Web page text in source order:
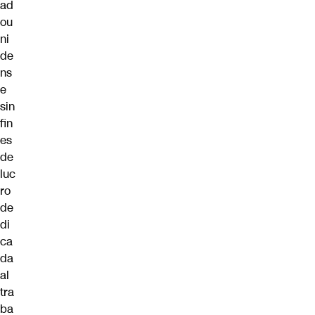
ad
ou
ni
de
ns
e
sin
fin
es
de
luc
ro
de
di
ca
da
al
tra
ba